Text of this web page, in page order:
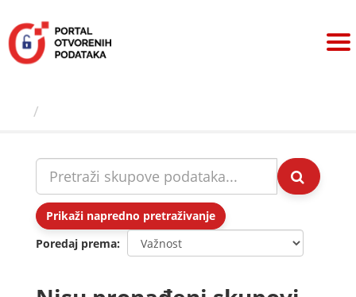
sadržaj
Prikaži napredno pretraživanje
Poredaj prema